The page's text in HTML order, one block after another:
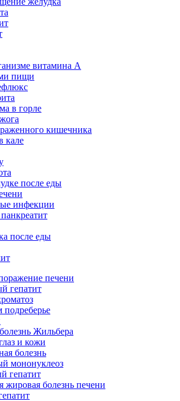
витамина А
пищи
в горле
кишечника
кале
после еды
инфекции
после еды
печени
гепатит
подреберье
Жильбера
и кожи
болезнь
мононуклеоз
гепатит
жировая болезнь печени